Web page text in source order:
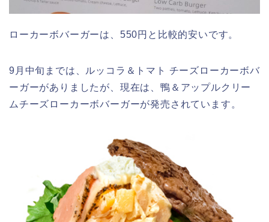
ローカーボバーガーは、550円と比較的安いです。
9月中旬までは、ルッコラ＆トマト チーズローカーボバ
ーガーがありましたが、現在は、鴨＆アップルクリー
ムチーズローカーボバーガーが発売されています。